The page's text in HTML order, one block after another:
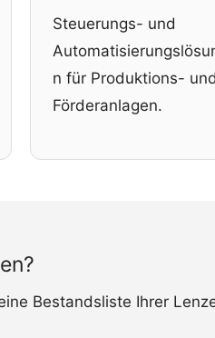
Steuerungs- und
n für Produktions- und
Förderanlagen.
Bestandsliste Ihrer